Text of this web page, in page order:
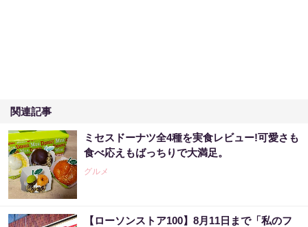
関連記事
ミセスドーナツ全4種を実食レビュー!可愛さも
食べ応えもばっちりで大満足。
グルメ
【ローソンストア100】8月11日まで「私のフ